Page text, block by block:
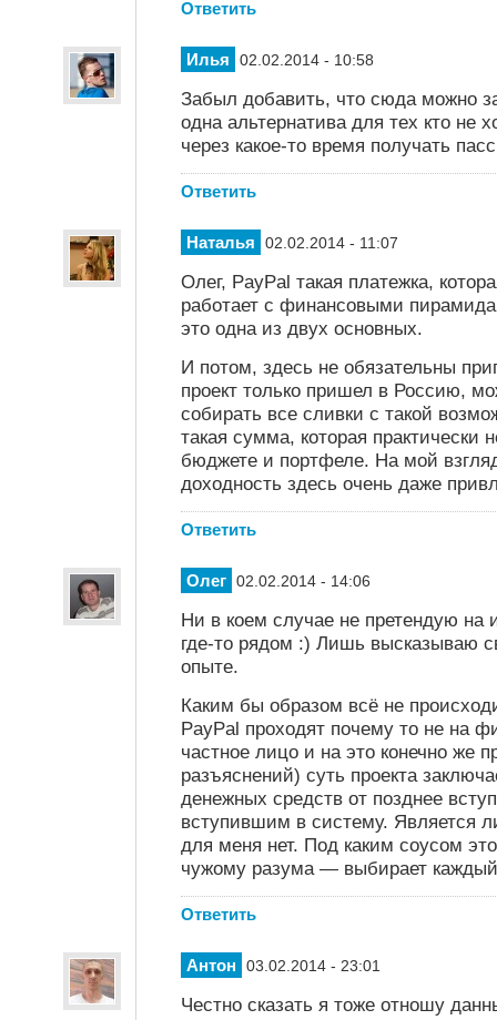
Ответить
Илья 02.02.2014 - 10:58
Забыл добавить, что сюда можно
одна альтернатива для тех кто не
через какое-то время получать
Ответить
Наталья 02.02.2014 - 11:07
Олег, PayPal такая платежка,
работает с финансовыми
это одна из двух основных.
И потом, здесь не обязательны
проект только пришел в Россию,
собирать все сливки с такой
такая сумма, которая практически
бюджете и портфеле. На мой
доходность здесь очень даже
Ответить
Олег 02.02.2014 - 14:06
Ни в коем случае не претендую на
где-то рядом :) Лишь высказываю
опыте.
Каким бы образом всё не
PayPal проходят почему то не на
частное лицо и на это конечно же
разъяснений) суть проекта
денежных средств от позднее
вступившим в систему. Является
для меня нет. Под каким соусом
чужому разума — выбирает
Ответить
Антон 03.02.2014 - 23:01
Честно сказать я тоже отношу